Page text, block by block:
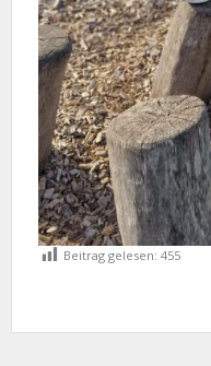
Beitrag gelesen: 455